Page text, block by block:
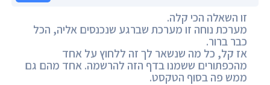
זו השאלה הכי קלה.
מערכת נוחה זו מערכת שברגע שנכנסים אליה, הכל
כבר ברור.
אז קל, כל מה שנשאר לך זה ללחוץ על אחד
מהכפתורים ששמנו בדף הזה להרשמה. אחד מהם גם
ממש פה בסוף הטקסט.